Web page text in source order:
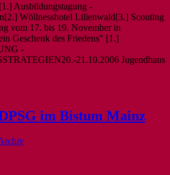
Ausbildungstagung -
Wöllnesshotel Lilienwald[3.] Scouting
vom 17. bis 19. November in
Geschenk des Friedens" [1.]
-
21.10.2006 Jugendhaus
im Bistum Mainz